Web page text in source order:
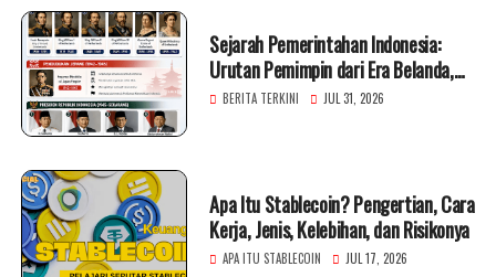
Sejarah Pemerintahan Indonesia:
Urutan Pemimpin dari Era Belanda,
Jepang, hingga Presiden RI
BERITA TERKINI JUL 31, 2026
Apa Itu Stablecoin? Pengertian, Cara
Kerja, Jenis, Kelebihan, dan Risikonya
APA ITU STABLECOIN JUL 17, 2026